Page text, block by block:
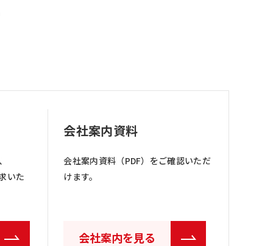
いた
会社案内資料
会社案内資料（PDF）をご確認いただ
けます。
会社案内を見る